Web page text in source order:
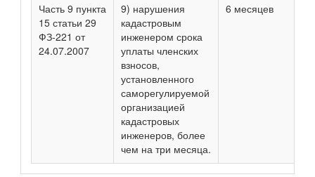
Часть 9 пункта
15 статьи 29
ФЗ-221 от
24.07.2007
9) нарушения
кадастровым
инженером срока
уплаты членских
взносов,
установленного
саморегулируемой
организацией
кадастровых
инженеров, более
чем на три месяца.
6 месяцев